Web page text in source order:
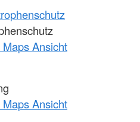
Ansicht
Ansicht